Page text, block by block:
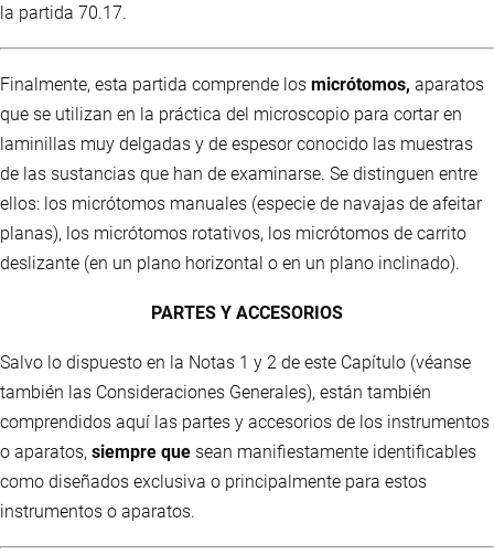
la partida 70.17.
Finalmente, esta partida comprende los micrótomos, aparatos
que se utilizan en la práctica del microscopio para cortar en
laminillas muy delgadas y de espesor conocido las muestras
de las sustancias que han de examinarse. Se distinguen entre
ellos: los micrótomos manuales (especie de navajas de afeitar
planas), los micrótomos rotativos, los micrótomos de carrito
deslizante (en un plano horizontal o en un plano inclinado).
PARTES Y ACCESORIOS
Salvo lo dispuesto en la Notas 1 y 2 de este Capítulo (véanse
también las Consideraciones Generales), están también
comprendidos aquí las partes y accesorios de los instrumentos
o aparatos, siempre que sean manifiestamente identificables
como diseñados exclusiva o principalmente para estos
instrumentos o aparatos.